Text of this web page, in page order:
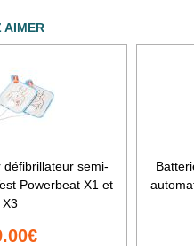
AIMER
défibrillateur semi-
Powerbeat X1 et
X3